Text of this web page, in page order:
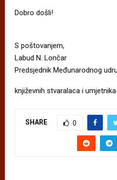
Dobro došli!
S poštovanjem,
Labud N. Lončar
Predsjednik Međunarodnog
književnih stvaralaca i umjetnika
SHARE 0